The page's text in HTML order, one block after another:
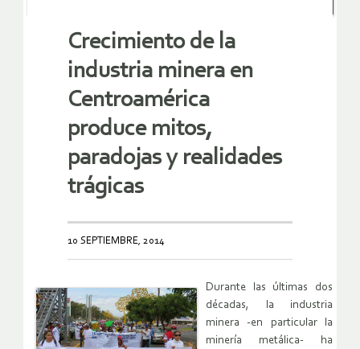
Crecimiento de la
industria minera en
Centroamérica
produce mitos,
paradojas y realidades
trágicas
10 SEPTIEMBRE, 2014
Durante las últimas dos
décadas, la industria
minera -en particular la
minería metálica- ha